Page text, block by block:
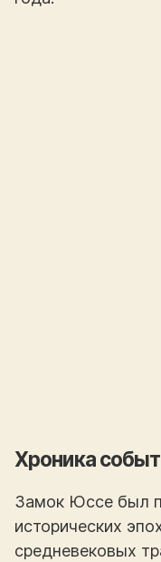
Хроника
Замок Юссе был
исторических
средневековых